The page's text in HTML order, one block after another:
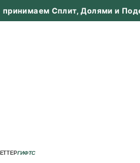
принимаем Сплит, Долями и